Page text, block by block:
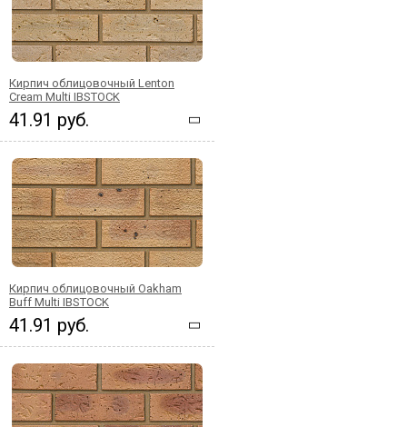
Кирпич облицовочный Lenton
Cream Multi IBSTOCK
41.91 руб.
Кирпич облицовочный Oakham
Buff Multi IBSTOCK
41.91 руб.